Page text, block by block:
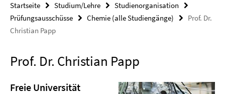
Startseite Studium/Lehre
Studienorganisation
Prüfungsausschüsse
Chemie (alle Studiengänge)
Prof. Dr.
Christian Papp
Prof. Dr. Christian Papp
Freie Universität